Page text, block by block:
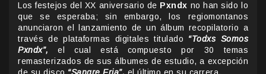
Los festejos del XX aniversario de Pxndx no han sido lo
que se esperaba; sin embargo, los regiomontanos
anunciaron el lanzamiento de un álbum recopilatorio a
través de plataformas digitales titulado “Todxs Somos
Pxndx”, el cual está compuesto por 30 temas
remasterizados de sus álbumes de estudio, a excepción